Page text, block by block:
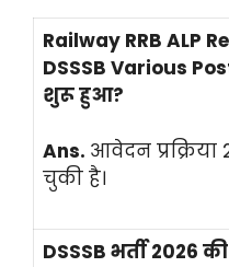
Railway RRB ALP
DSSSB Various
शुरू हुआ?
Ans. आवेदन
चुकी है।
DSSSB भर्ती 2026